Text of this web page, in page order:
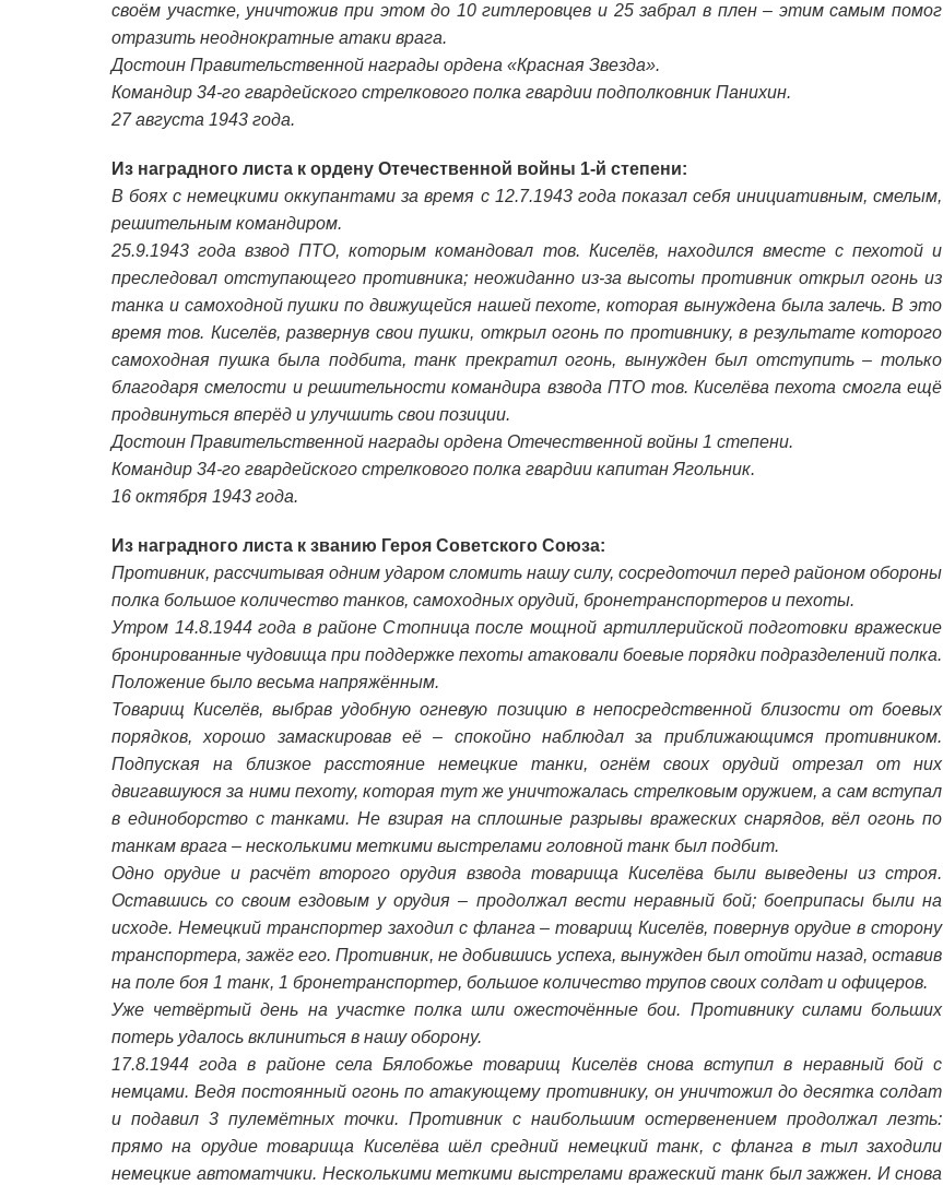
своём участке, уничтожив при этом до 10 гитлеровцев и 25 забрал в плен – этим самым помог
отразить неоднократные атаки врага.
Достоин Правительственной награды ордена «Красная Звезда».
Командир 34-го гвардейского стрелкового полка гвардии подполковник Панихин.
27 августа 1943 года.
Из наградного листа к ордену Отечественной войны 1-й степени:
В боях с немецкими оккупантами за время с 12.7.1943 года показал себя инициативным, смелым,
решительным командиром.
25.9.1943 года взвод ПТО, которым командовал тов. Киселёв, находился вместе с пехотой и
преследовал отступающего противника; неожиданно из-за высоты противник открыл огонь из
танка и самоходной пушки по движущейся нашей пехоте, которая вынуждена была залечь. В это
время тов. Киселёв, развернув свои пушки, открыл огонь по противнику, в результате которого
самоходная пушка была подбита, танк прекратил огонь, вынужден был отступить – только
благодаря смелости и решительности командира взвода ПТО тов. Киселёва пехота смогла ещё
продвинуться вперёд и улучшить свои позиции.
Достоин Правительственной награды ордена Отечественной войны 1 степени.
Командир 34-го гвардейского стрелкового полка гвардии капитан Ягольник.
16 октября 1943 года.
Из наградного листа к званию Героя Советского Союза:
Противник, рассчитывая одним ударом сломить нашу силу, сосредоточил перед районом обороны
полка большое количество танков, самоходных орудий, бронетранспортеров и пехоты.
Утром 14.8.1944 года в районе Стопница после мощной артиллерийской подготовки вражеские
бронированные чудовища при поддержке пехоты атаковали боевые порядки подразделений полка.
Положение было весьма напряжённым.
Товарищ Киселёв, выбрав удобную огневую позицию в непосредственной близости от боевых
порядков, хорошо замаскировав её – спокойно наблюдал за приближающимся противником.
Подпуская на близкое расстояние немецкие танки, огнём своих орудий отрезал от них
двигавшуюся за ними пехоту, которая тут же уничтожалась стрелковым оружием, а сам вступал
в единоборство с танками. Не взирая на сплошные разрывы вражеских снарядов, вёл огонь по
танкам врага – несколькими меткими выстрелами головной танк был подбит.
Одно орудие и расчёт второго орудия взвода товарища Киселёва были выведены из строя.
Оставшись со своим ездовым у орудия – продолжал вести неравный бой; боеприпасы были на
исходе. Немецкий транспортер заходил с фланга – товарищ Киселёв, повернув орудие в сторону
транспортера, зажёг его. Противник, не добившись успеха, вынужден был отойти назад, оставив
на поле боя 1 танк, 1 бронетранспортер, большое количество трупов своих солдат и офицеров.
Уже четвёртый день на участке полка шли ожесточённые бои. Противнику силами больших
потерь удалось вклиниться в нашу оборону.
17.8.1944 года в районе села Бялобожье товарищ Киселёв снова вступил в неравный бой с
немцами. Ведя постоянный огонь по атакующему противнику, он уничтожил до десятка солдат
и подавил 3 пулемётных точки. Противник с наибольшим остервенением продолжал лезть:
прямо на орудие товарища Киселёва шёл средний немецкий танк, с фланга в тыл заходили
немецкие автоматчики. Несколькими меткими выстрелами вражеский танк был зажжен. И снова